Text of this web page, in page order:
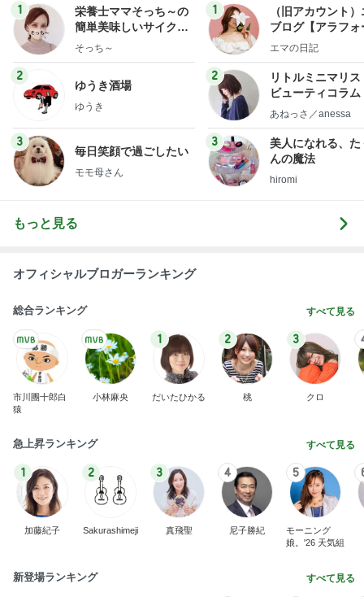
1
栄養士ママそっち～の
簡単美味しいサイクル
献立
そっち～
2
ゆうき酒場
ゆうき
3
毎日笑顔で過ごしたい
モモ母さん
1
（旧アカウント
ブログ【アラフォ
社売却セカンドラ
エマの日記
2
リトルミニマリス
ビューティコラ
little
あねっさ／anessa
3
美人になれる、た
んの魔法
hiromi
もっと見る
オフィシャルブロガーランキング
総合ランキング すべて見る
市川團十郎白
猿
小林麻央
1
だいたひかる
2
桃
3
クロ
急上昇ランキング すべて見る
1
加藤紀子
2
Sakurashimeji
3
真飛聖
4
尼子勝紀
5
モーニング
娘。'26 天気組
新登場ランキング すべて見る